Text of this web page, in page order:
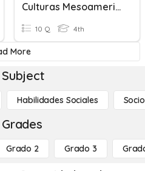
Culturas Mesoamericanas
10 Q 4th
More
Habilidades Sociales
Grado 2 Grado 3